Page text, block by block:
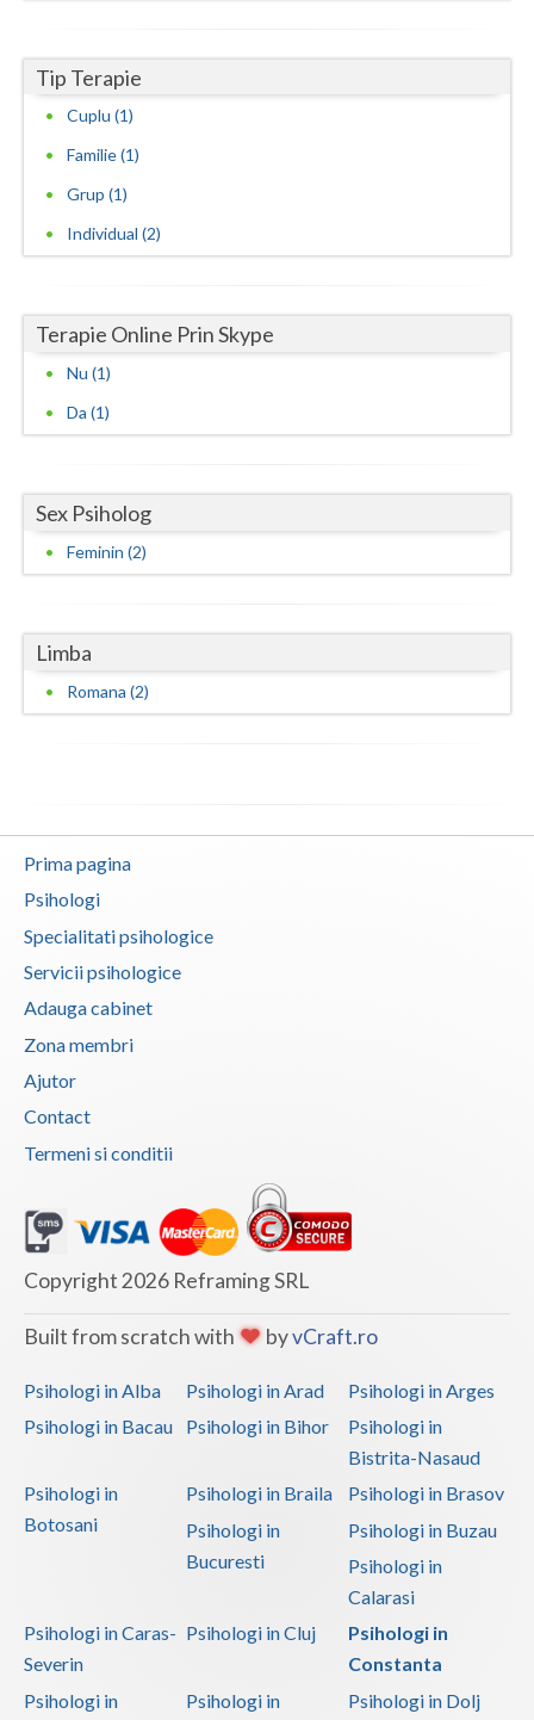
Tip Terapie
Cuplu (1)
Familie (1)
Grup (1)
Individual (2)
Terapie Online Prin Skype
Nu (1)
Da (1)
Sex Psiholog
Feminin (2)
Limba
Romana (2)
Prima pagina
Psihologi
Specialitati psihologice
Servicii psihologice
Adauga cabinet
Zona membri
Ajutor
Contact
Termeni si conditii
Copyright 2026 Reframing SRL
Built from scratch with byvCraft.ro
Psihologi in Alba Psihologi in Arad
Psihologi in Arges
Psihologi in Bacau
Psihologi in Bihor
Psihologi in
Bistrita-Nasaud
Psihologi in
Botosani
Psihologi in Braila
Psihologi in Brasov
Psihologi in
Bucuresti
Psihologi in Buzau
Psihologi in
Calarasi
Psihologi in Caras-
Severin
Psihologi in Cluj
Psihologi in
Constanta
Psihologi in
Psihologi in
Psihologi in Dolj